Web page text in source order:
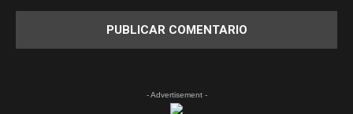
- Advertisement -